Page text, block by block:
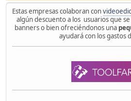
Estas empresas colaboran con
algún descuento a los usuarios que
banners o bien ofreciéndonos una
ayudará con los gastos